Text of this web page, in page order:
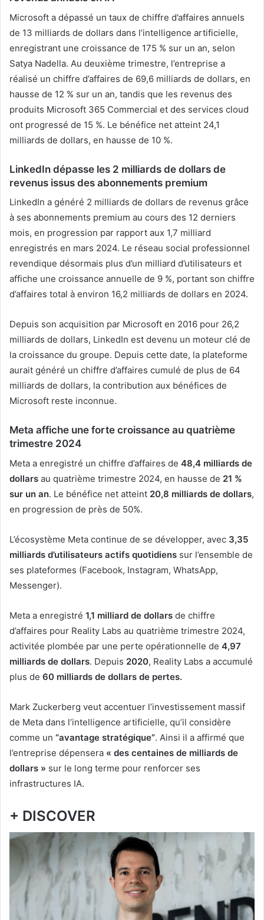
Microsoft a dépassé un taux de chiffre d’affaires annuels
de 13 milliards de dollars dans l’intelligence artificielle,
enregistrant une croissance de 175 % sur un an, selon
Satya Nadella. Au deuxième trimestre, l’entreprise a
réalisé un chiffre d’affaires de 69,6 milliards de dollars, en
hausse de 12 % sur un an, tandis que les revenus des
produits Microsoft 365 Commercial et des services cloud
ont progressé de 15 %. Le bénéfice net atteint 24,1
milliards de dollars, en hausse de 10 %.
LinkedIn dépasse les 2 milliards de dollars de
revenus issus des abonnements premium
LinkedIn a généré 2 milliards de dollars de revenus grâce
à ses abonnements premium au cours des 12 derniers
mois, en progression par rapport aux 1,7 milliard
enregistrés en mars 2024. Le réseau social professionnel
revendique désormais plus d’un milliard d’utilisateurs et
affiche une croissance annuelle de 9 %, portant son chiffre
d’affaires total à environ 16,2 milliards de dollars en 2024.
Depuis son acquisition par Microsoft en 2016 pour 26,2
milliards de dollars, LinkedIn est devenu un moteur clé de
la croissance du groupe. Depuis cette date, la plateforme
aurait généré un chiffre d’affaires cumulé de plus de 64
milliards de dollars, la contribution aux bénéfices de
Microsoft reste inconnue.
Meta affiche une forte croissance au quatrième
trimestre 2024
Meta a enregistré un chiffre d’affaires de 48,4 milliards de
dollars au quatrième trimestre 2024, en hausse de 21 %
sur un an. Le bénéfice net atteint 20,8 milliards de dollars,
en progression de près de 50%.
L’écosystème Meta continue de se développer, avec 3,35
milliards d’utilisateurs actifs quotidiens sur l’ensemble de
ses plateformes (Facebook, Instagram, WhatsApp,
Messenger).
Meta a enregistré 1,1 milliard de dollars de chiffre
d’affaires pour Reality Labs au quatrième trimestre 2024,
activitée plombée par une perte opérationnelle de 4,97
milliards de dollars. Depuis 2020, Reality Labs a accumulé
plus de 60 milliards de dollars de pertes.
Mark Zuckerberg veut accentuer l’investissement massif
de Meta dans l’intelligence artificielle, qu’il considère
comme un “avantage stratégique”. Ainsi il a affirmé que
l’entreprise dépensera « des centaines de milliards de
dollars » sur le long terme pour renforcer ses
infrastructures IA.
+ DISCOVER